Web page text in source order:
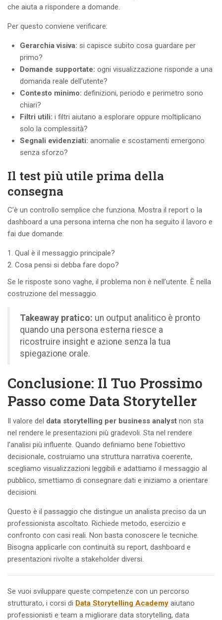
che aiuta a rispondere a domande.
Per questo conviene verificare:
Gerarchia visiva: si capisce subito cosa guardare per
primo?
Domande supportate: ogni visualizzazione risponde a una
domanda reale dell’utente?
Contesto minimo: definizioni, periodo e perimetro sono
chiari?
Filtri utili: i filtri aiutano a esplorare oppure moltiplicano
solo la complessità?
Segnali evidenziati: anomalie e scostamenti emergono
senza sforzo?
Il test più utile prima della
consegna
C’è un controllo semplice che funziona. Mostra il report o la
dashboard a una persona interna che non ha seguito il lavoro e
fai due domande:
Qual è il messaggio principale?
Cosa pensi si debba fare dopo?
Se le risposte sono vaghe, il problema non è nell’utente. È nella
costruzione del messaggio.
Takeaway pratico: un output analitico è pronto
quando una persona esterna riesce a
ricostruire insight e azione senza la tua
spiegazione orale.
Conclusione: Il Tuo Prossimo
Passo come Data Storyteller
Il valore del data storytelling per business analyst non sta
nel rendere le presentazioni più gradevoli. Sta nel rendere
l’analisi più influente. Quando definiamo bene l’obiettivo
decisionale, costruiamo una struttura narrativa coerente,
scegliamo visualizzazioni leggibili e adattiamo il messaggio al
pubblico, smettiamo di consegnare dati e iniziamo a orientare
decisioni.
Questo è il passaggio che distingue un analista preciso da un
professionista ascoltato. Richiede metodo, esercizio e
confronto con casi reali. Non basta conoscere le tecniche.
Bisogna applicarle con continuità su report, dashboard e
presentazioni rivolte a stakeholder diversi.
Se vuoi sviluppare queste competenze con un percorso
strutturato, i corsi di Data Storytelling Academy aiutano
professionisti e team a migliorare data storytelling, data